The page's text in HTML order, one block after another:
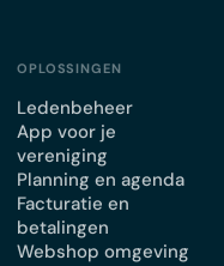
OPLOSSINGEN
Ledenbeheer
App voor je
vereniging
Planning en agenda
Facturatie en
betalingen
Webshop omgeving